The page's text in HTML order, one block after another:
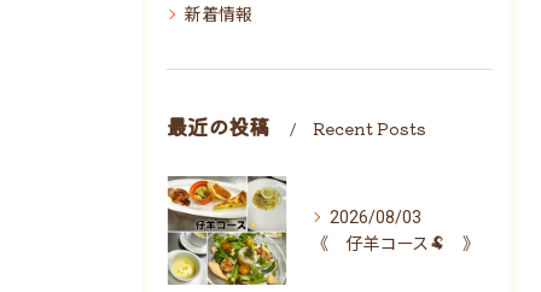
新着情報
最近の投稿 Recent Posts
2026/08/03
《 仔羊コース🐏 》